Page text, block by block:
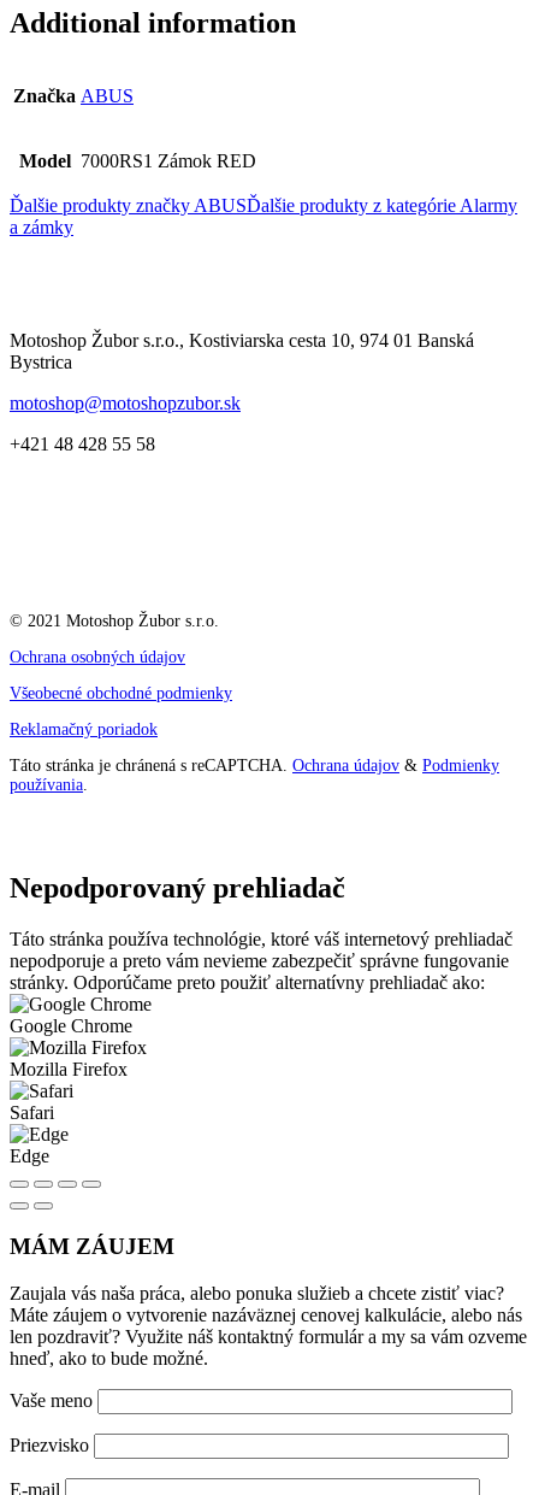
Additional information
Značka ABUS
Model 7000RS1 Zámok RED
Ďalšie produkty značky ABUSĎalšie produkty z kategórieAlarmy
a zámky
Motoshop Žubor s.r.o., Kostiviarska cesta 10, 974 01 Banská
Bystrica
motoshop@motoshopzubor.sk
+421 48 428 55 58
© 2021 Motoshop Žubor s.r.o.
Ochrana osobných údajov
Všeobecné obchodné podmienky
Reklamačný poriadok
Táto stránka je chránená s reCAPTCHA. Ochrana údajov & Podmienky
používania.
Nepodporovaný prehliadač
Táto stránka používa technológie, ktoré váš internetový prehliadač
nepodporuje a preto vám nevieme zabezpečiť správne fungovanie
stránky. Odporúčame preto použiť alternatívny prehliadač ako:
Google Chrome
Mozilla Firefox
Safari
Edge
MÁM ZÁUJEM
Zaujala vás naša práca, alebo ponuka služieb a chcete zistiť viac?
Máte záujem o vytvorenie nazáväznej cenovej kalkulácie, alebo nás
len pozdraviť? Využite náš kontaktný formulár a my sa vám ozveme
hneď, ako to bude možné.
Vaše meno
Priezvisko
E-mail